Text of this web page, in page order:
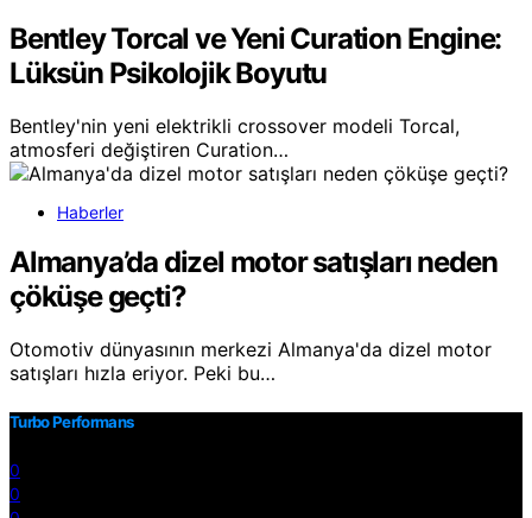
Bentley Torcal ve Yeni Curation Engine:
Lüksün Psikolojik Boyutu
Bentley'nin yeni elektrikli crossover modeli Torcal,
atmosferi değiştiren Curation…
Haberler
Almanya’da dizel motor satışları neden
çöküşe geçti?
Otomotiv dünyasının merkezi Almanya'da dizel motor
satışları hızla eriyor. Peki bu…
Turbo Performans
0
0